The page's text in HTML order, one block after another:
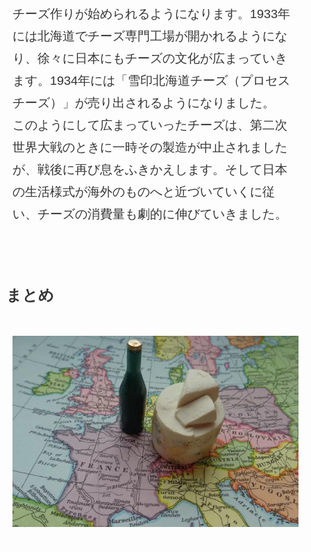
チーズ作りが始められるようになります。1933年
には北海道でチーズ専門工場が開かれるようにな
り、徐々に日本にもチーズの文化が広まっていき
ます。1934年には「雪印北海道チーズ（プロセス
チーズ）」が売り出されるようになりました。
このようにして広まっていったチーズは、第二次
世界大戦のときに一時その製造が中止されました
が、戦後に再び息をふきかえします。そして日本
の生活様式が海外のものへと近づいていくに従
い、チーズの消費量も劇的に伸びていきました。
まとめ